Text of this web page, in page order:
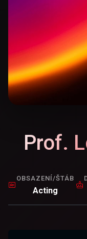
Prof.
OBSAZENÍ/ŠTÁB
Acting